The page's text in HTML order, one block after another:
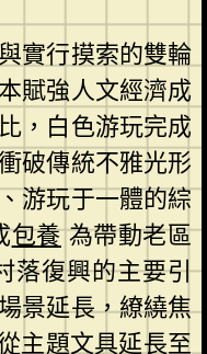
實行摸索的雙輪
賦強人文經濟成
，白色游玩完成
破傳統不雅光形
游玩于一體的綜
包養為帶動老區
落復興的主要引
景延長，繚繞焦
主題文具延長至